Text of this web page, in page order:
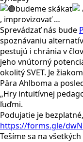
budeme skákať
, improvizovať …
Sprevádzať nás bude
spoznávaniu
pestujú i chránia v
jeho vnútorný
okolitý SVET. Je
Pära Ahlboma a
„Hry intuitívnej
ľuďmi.
Podujatie je
https://forms.gle/
Tešíme sa na